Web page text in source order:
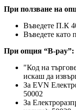
При ползване на
Въведете П.К
Въведете като
При опция “B-pay”:
"Код на
искаш да
За EVN
50002
За